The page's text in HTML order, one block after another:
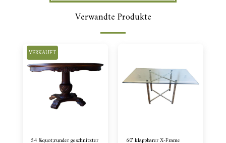
Verwandte Produkte
VERKAUFT
54 &quot;runder geschnitzter
60" klappbarer X-Frame